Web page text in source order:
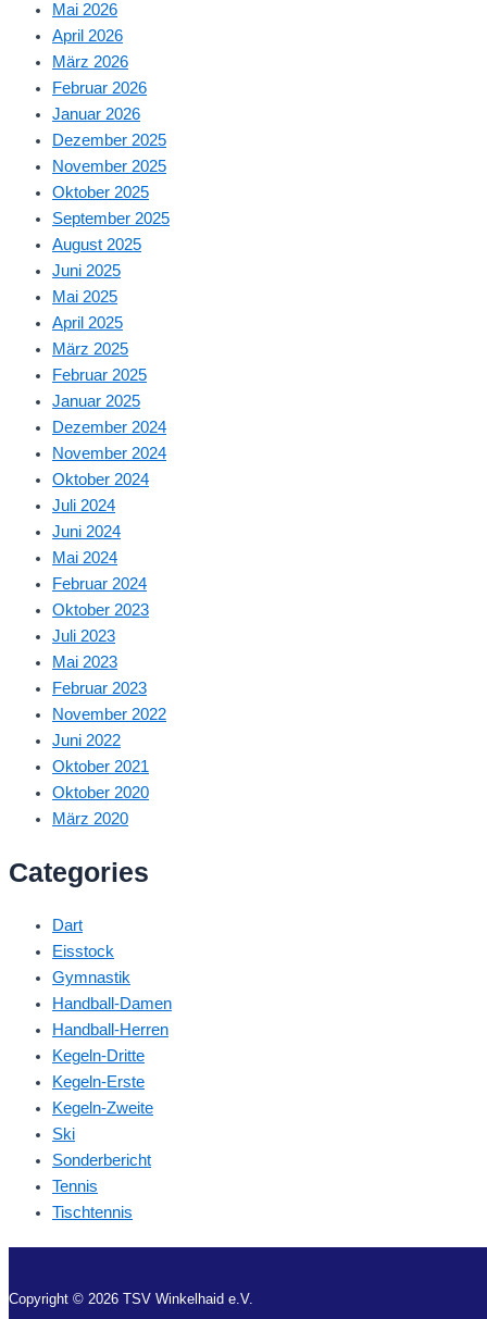
Mai 2026
April 2026
März 2026
Februar 2026
Januar 2026
Dezember 2025
November 2025
Oktober 2025
September 2025
August 2025
Juni 2025
Mai 2025
April 2025
März 2025
Februar 2025
Januar 2025
Dezember 2024
November 2024
Oktober 2024
Juli 2024
Juni 2024
Mai 2024
Februar 2024
Oktober 2023
Juli 2023
Mai 2023
Februar 2023
November 2022
Juni 2022
Oktober 2021
Oktober 2020
März 2020
Categories
Dart
Eisstock
Gymnastik
Handball-Damen
Handball-Herren
Kegeln-Dritte
Kegeln-Erste
Kegeln-Zweite
Ski
Sonderbericht
Tennis
Tischtennis
Copyright © 2026 TSV Winkelhaid e.V.